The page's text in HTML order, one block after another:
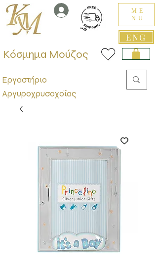
ENG
ME
NU
Εργαστήριο
Αργυροχρυσοχοΐας
Κόσμημα Μούζος